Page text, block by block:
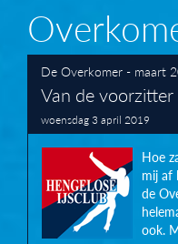
De Overkomer - maart
Van de voorzitter
woensdag 3 april 2019
Hoe
mij af
de
ook.